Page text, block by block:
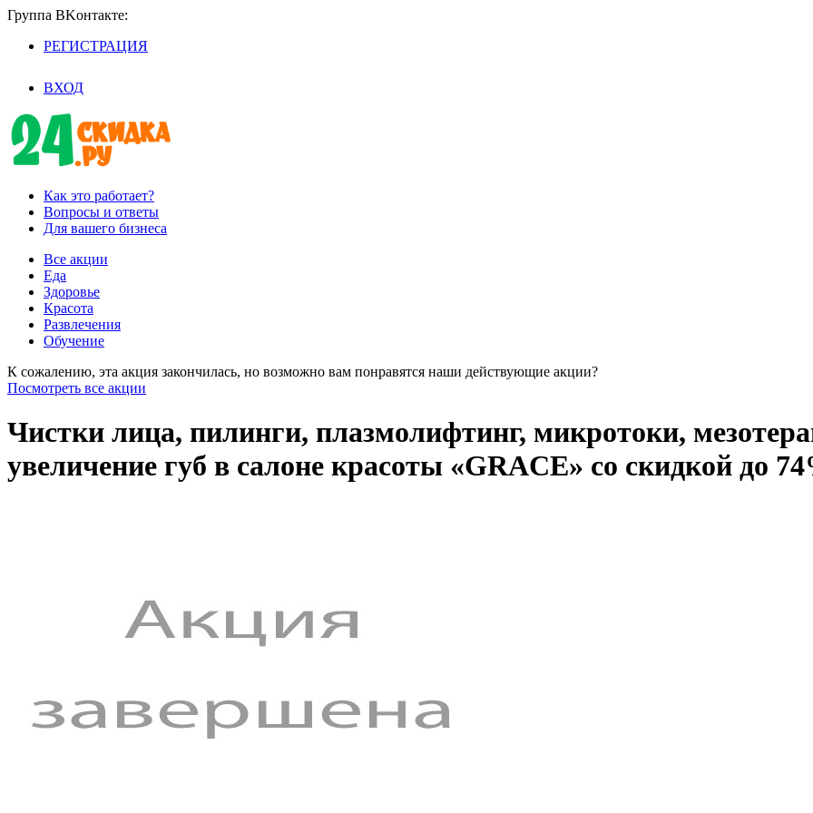
Группа BKoнтaктe:
РЕГИСТРАЦИЯ
ВХОД
Как это работает?
Вопросы и ответы
Для вашего бизнеса
Все акции
Еда
Здоровье
Красота
Развлечения
Обучение
К сожалению, эта акция закончилась, но возможно вам понравятся наши действующие акции?
Посмотреть все акции
Чистки лица, пилинги, плазмолифтинг, микротоки,
увеличение губ в салоне красоты «GRACE» со скидкой до